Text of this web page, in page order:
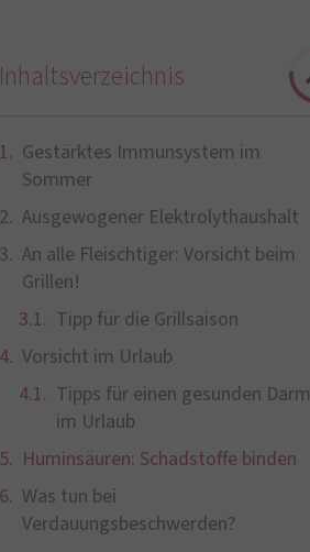
Inhaltsverzeichnis
Gestärktes Immunsystem im
Sommer
Ausgewogener Elektrolythaushalt
An alle Fleischtiger: Vorsicht beim
Grillen!
Tipp für die Grillsaison
Vorsicht im Urlaub
Tipps für einen gesunden Darm
im Urlaub
Huminsäuren: Schadstoffe binden
Was tun bei
Verdauungsbeschwerden?